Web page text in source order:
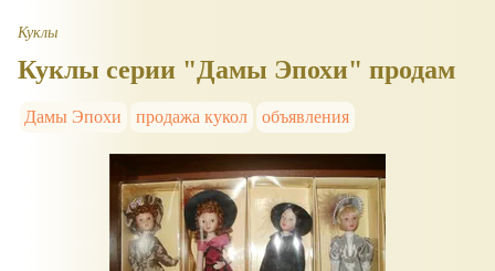
Куклы
Куклы серии "Дамы Эпохи" продам
Дамы Эпохи продажа кукол объявления